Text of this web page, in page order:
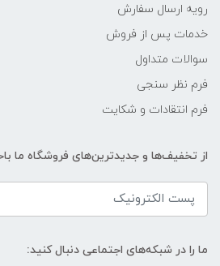
رویه ارسال سفارش
خدمات پس از فروش
سوالات متداول
فرم نظر سنجی
فرم انتقادات و شکایت
از تخفیف‌ها و جدیدترین‌های فروشگاه ما
ما را در شبکه‌های اجتماعی دنبال کنید: